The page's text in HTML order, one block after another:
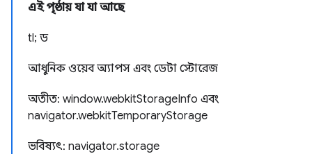
এই পৃষ্ঠায় যা যা আছে
tl; ড
আধুনিক ওয়েব অ্যাপস এবং ডেটা স্টোরেজ
অতীত: window.webkitStorageInfo এবং
navigator.webkitTemporaryStorage
ভবিষ্যৎ: navigator.storage